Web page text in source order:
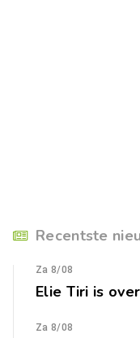
Recentste
Za 8/08
Elie Tiri is
Za 8/08